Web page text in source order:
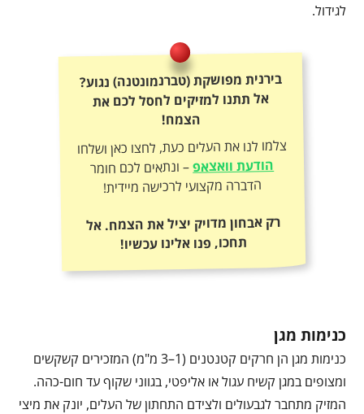
לגידול.
בירנית מפושקת (טברנמונטנה) נגוע?
אל תתנו למזיקים לחסל לכם את
הצמח!
צלמו לנו את העלים כעת, לחצו כאן ושלחו
הודעת וואצאפ– ונתאים לכם חומר
הדברה מקצועי לרכישה מיידית!
רק אבחון מדויק יציל את הצמח. אל
תחכו, פנו אלינו עכשיו!
כנימות מגן
כנימות מגן הן חרקים קטנטנים (1–3 מ"מ) המזכירים קשקשים
ומצופים במגן קשיח עגול או אליפטי, בגווני שקוף עד חום-כהה.
המזיק מתחבר לגבעולים ולצידם התחתון של העלים, יונק את מיצי